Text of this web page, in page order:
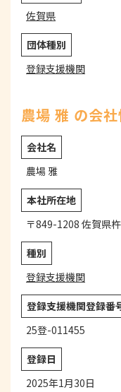
佐賀県
団体種別
登録支援機関
農場 雅 の会
会社名
農場 雅
本社所在地
〒849-1208 佐賀県
種別
登録支援機関
登録支援機関登録番
25登-011455
登録日
2025年1月30日